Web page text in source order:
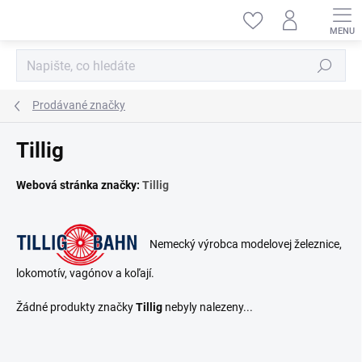
Hledat
Prodávané značky
Tillig
Webová stránka značky: Tillig
Nemecký výrobca modelovej železnice,
lokomotív, vagónov a koľají.
Žádné produkty značkyTillig nebyly nalezeny...